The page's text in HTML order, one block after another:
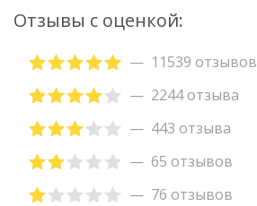
Отзывы с оценкой:
11539 отзывов
2244 отзыва
443 отзыва
65 отзывов
76 отзывов